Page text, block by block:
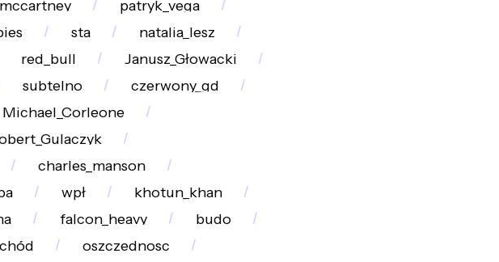
patryk_vega
sta
natalia_lesz
red_bull
Janusz_Głowacki
subtelno
czerwony_gd
Michael_Corleone
charles_manson
wpł
khotun_khan
falcon_heavy
budo
oszczednosc